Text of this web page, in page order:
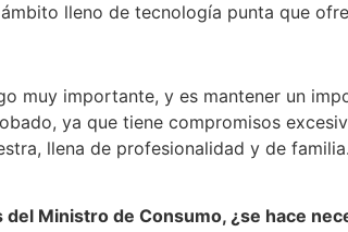
lleno de tecnología punta que
muy importante, y es mantener un
ya que tiene compromisos
llena de profesionalidad y de
Ministro de Consumo, ¿se hace